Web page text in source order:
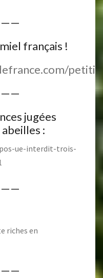
français !
jugées
:
ue-interdit-trois-
riches en